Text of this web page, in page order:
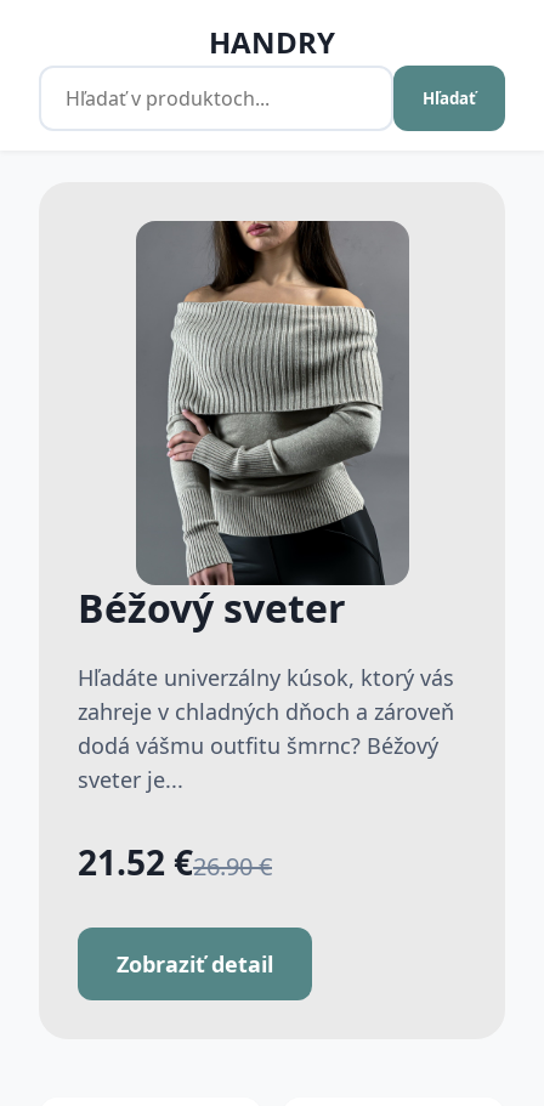
HANDRY
Hľadať
Béžový sveter
Hľadáte univerzálny kúsok, ktorý vás
zahreje v chladných dňoch a zároveň
dodá vášmu outfitu šmrnc? Béžový
sveter je...
21.52 €26.90 €
Zobraziť detail